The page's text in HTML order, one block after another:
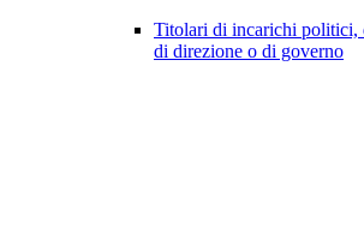
Titolari di incarichi politici,
di direzione o di governo